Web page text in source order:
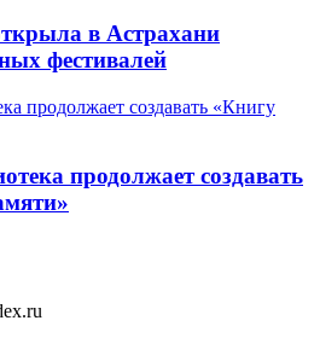
в Астрахани
фестивалей
продолжает создавать